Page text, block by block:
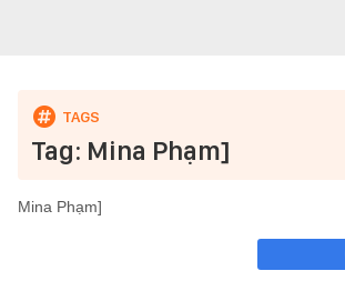
Tag: Mina Phạm]
Mina Phạm]